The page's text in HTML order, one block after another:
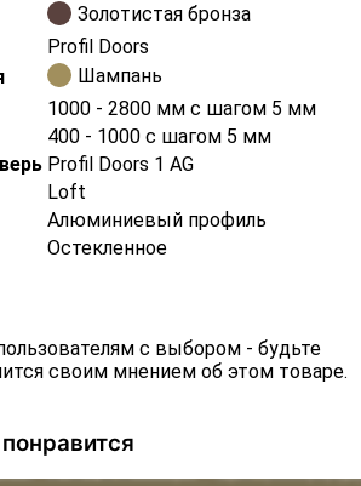
Золотистая бронза
Profil Doors
Шампань
1000 - 2800 мм с шагом 5 мм
400 - 1000 с шагом 5 мм
Profil Doors 1 AG
Loft
Алюминиевый профиль
Остекленное
с выбором - будьте
своим мнением об этом товаре.